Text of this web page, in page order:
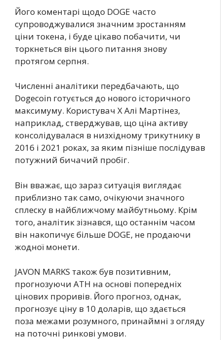
Його коментарі щодо DOGE часто
супроводжувалися значним зростанням
ціни токена, і буде цікаво побачити, чи
торкнеться він цього питання знову
протягом серпня.
Численні аналітики передбачають, що
Dogecoin готується до нового історичного
максимуму. Користувач X Алі Мартінез,
наприклад, стверджував, що ціна активу
консолідувалася в низхідному трикутнику в
2016 і 2021 роках, за яким пізніше послідував
потужний бичачий пробіг.
Він вважає, що зараз ситуація виглядає
приблизно так само, очікуючи значного
сплеску в найближчому майбутньому. Крім
того, аналітик зізнався, що останнім часом
він накопичує більше DOGE, не продаючи
жодної монети.
JAVON MARKS також був позитивним,
прогнозуючи ATH на основі попередніх
цінових проривів. Його прогноз, однак,
прогнозує ціну в 10 доларів, що здається
поза межами розумного, принаймні з огляду
на поточні ринкові умови.